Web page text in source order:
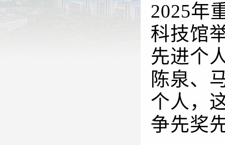
2025年
科技馆
先进个
陈泉、
个人，
争先奖